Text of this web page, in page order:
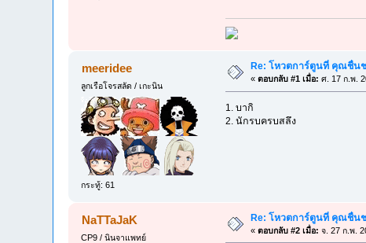
meeridee
ลูกเรือโจรสลัด / เกะนิน
กระทู้: 61
Re: โหวตการ์ตูนที่ คุณชื่น
«ตอบกลับ #1 เมื่อ: ศ. 17 ก.พ.
1. บากิ
2. นักรบครบสลึง
NaTTaJaK
CP9 / นินจาแพทย์
Re: โหวตการ์ตูนที่ คุณชื่น
«ตอบกลับ #2 เมื่อ: จ. 27 ก.พ.